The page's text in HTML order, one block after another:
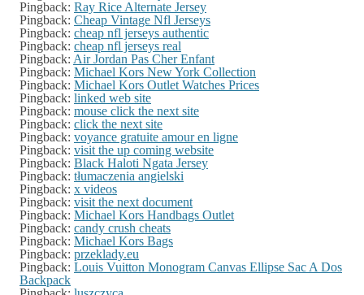
Pingback: Ray Rice Alternate Jersey
Pingback: Cheap Vintage Nfl Jerseys
Pingback: cheap nfl jerseys authentic
Pingback: cheap nfl jerseys real
Pingback: Air Jordan Pas Cher Enfant
Pingback: Michael Kors New York Collection
Pingback: Michael Kors Outlet Watches Prices
Pingback: linked web site
Pingback: mouse click the next site
Pingback: click the next site
Pingback: voyance gratuite amour en ligne
Pingback: visit the up coming website
Pingback: Black Haloti Ngata Jersey
Pingback: tłumaczenia angielski
Pingback: x videos
Pingback: visit the next document
Pingback: Michael Kors Handbags Outlet
Pingback: candy crush cheats
Pingback: Michael Kors Bags
Pingback: przeklady.eu
Pingback: Louis Vuitton Monogram Canvas Ellipse Sac A Dos
Backpack